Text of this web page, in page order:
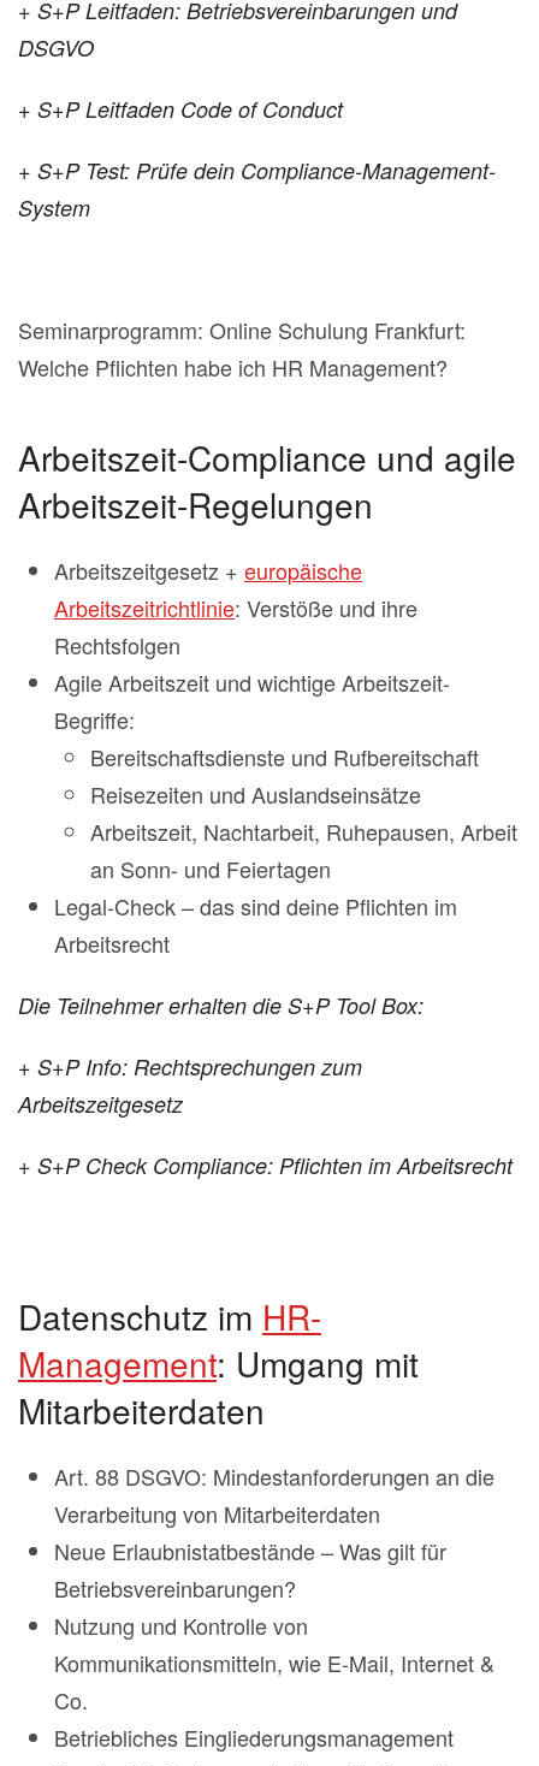
+ S+P Leitfaden: Betriebsvereinbarungen und
DSGVO
+ S+P Leitfaden Code of Conduct
+ S+P Test: Prüfe dein Compliance-Management-
System
Seminarprogramm: Online Schulung Frankfurt:
Welche Pflichten habe ich HR Management?
Arbeitszeit-Compliance und agile
Arbeitszeit-Regelungen
Arbeitszeitgesetz + europäische
Arbeitszeitrichtlinie: Verstöße und ihre
Rechtsfolgen
Agile Arbeitszeit und wichtige Arbeitszeit-
Begriffe:
Bereitschaftsdienste und Rufbereitschaft
Reisezeiten und Auslandseinsätze
Arbeitszeit, Nachtarbeit, Ruhepausen, Arbeit
an Sonn- und Feiertagen
Legal-Check – das sind deine Pflichten im
Arbeitsrecht
Die Teilnehmer erhalten die S+P Tool Box:
+ S+P Info: Rechtsprechungen zum
Arbeitszeitgesetz
+ S+P Check Compliance: Pflichten im Arbeitsrecht
Datenschutz im HR-
Management: Umgang mit
Mitarbeiterdaten
Art. 88 DSGVO: Mindestanforderungen an die
Verarbeitung von Mitarbeiterdaten
Neue Erlaubnistatbestände – Was gilt für
Betriebsvereinbarungen?
Nutzung und Kontrolle von
Kommunikationsmitteln, wie E-Mail, Internet &
Co.
Betriebliches Eingliederungsmanagement